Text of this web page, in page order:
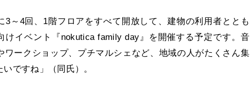
～4回、1階フロアをすべて開放して、建物の利用者ととも
けイベント『nokutica family day』を開催する予定です。音
ワークショップ、プチマルシェなど、地域の人がたくさん集
ですね」（同氏）。